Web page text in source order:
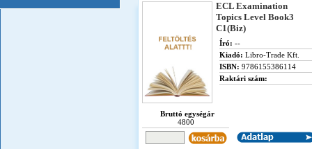
ECL Examination
Topics Level Book3
C1(Biz)
Író: --
Kiadó: Libro-Trade Kft.
ISBN: 9786155386114
Raktári szám:
Bruttó egységár
4800